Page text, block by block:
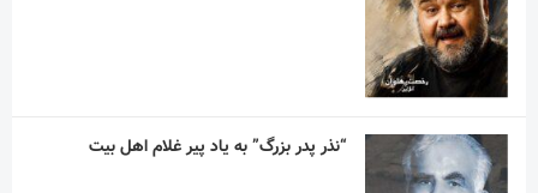
“نذر پدر بزرگ” به یاد پیر غلام اهل بیت